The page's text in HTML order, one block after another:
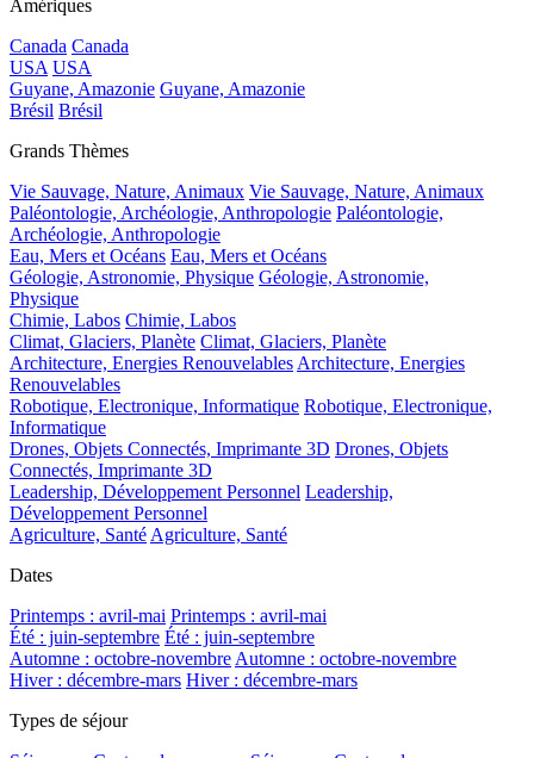
Amériques
Canada Canada
USA USA
Guyane, Amazonie Guyane, Amazonie
Brésil Brésil
Grands Thèmes
Vie Sauvage, Nature, Animaux Vie Sauvage, Nature, Animaux
Paléontologie, Archéologie, Anthropologie Paléontologie,
Archéologie, Anthropologie
Eau, Mers et Océans Eau, Mers et Océans
Géologie, Astronomie, Physique Géologie, Astronomie,
Physique
Chimie, Labos Chimie, Labos
Climat, Glaciers, Planète Climat, Glaciers, Planète
Architecture, Energies Renouvelables Architecture, Energies
Renouvelables
Robotique, Electronique, Informatique Robotique, Electronique,
Informatique
Drones, Objets Connectés, Imprimante 3D Drones, Objets
Connectés, Imprimante 3D
Leadership, Développement Personnel Leadership,
Développement Personnel
Agriculture, Santé Agriculture, Santé
Dates
Printemps : avril-mai Printemps : avril-mai
Été : juin-septembre Été : juin-septembre
Automne : octobre-novembre Automne : octobre-novembre
Hiver : décembre-mars Hiver : décembre-mars
Types de séjour